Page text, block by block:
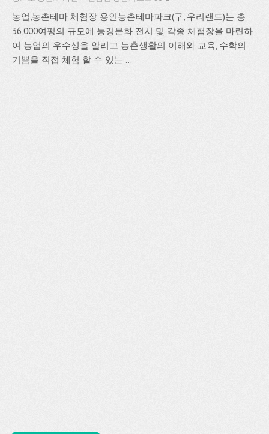
농업,농촌테마 체험장 용인농촌테마파크(구, 우리랜드)는 총
36,000여평의 규모에 농경문화 전시 및 각종 체험장을 마련하
여 농업의 우수성을 알리고 농촌생활의 이해와 교육, 수학의
기쁨을 직접 체험 할 수 있는 ...